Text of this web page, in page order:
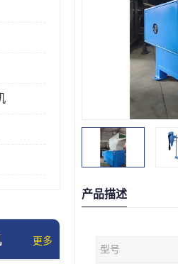
更多
产品描述
型号